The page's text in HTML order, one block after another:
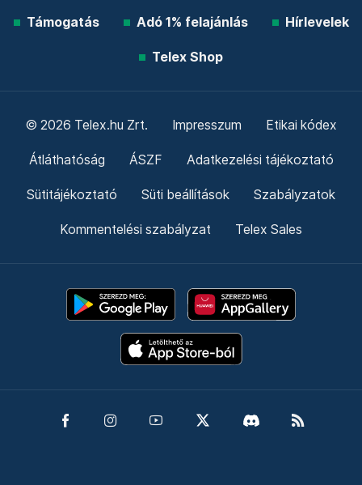
Támogatás Adó 1% felajánlás Hírlevelek
Telex Shop
© 2026 Telex.hu Zrt. Impresszum Etikai kódex
Átláthatóság ÁSZF Adatkezelési tájékoztató
Sütitájékoztató Süti beállítások Szabályzatok
Kommentelési szabályzat Telex Sales